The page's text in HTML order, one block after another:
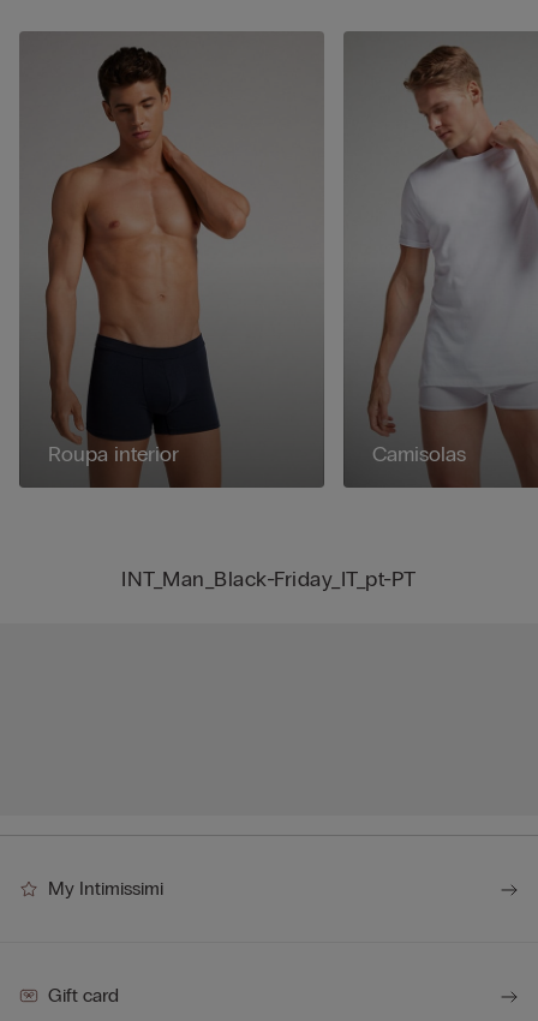
INT_Man_Black-Friday_IT_pt-PT
Roupa interior Camisolas
My Intimissimi
Gift card